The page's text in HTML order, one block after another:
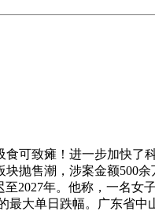
可致瘫！进一步加快了
抛售潮，涉案金额500
2027年。他称，一名女
最大单日跌幅。广东省中